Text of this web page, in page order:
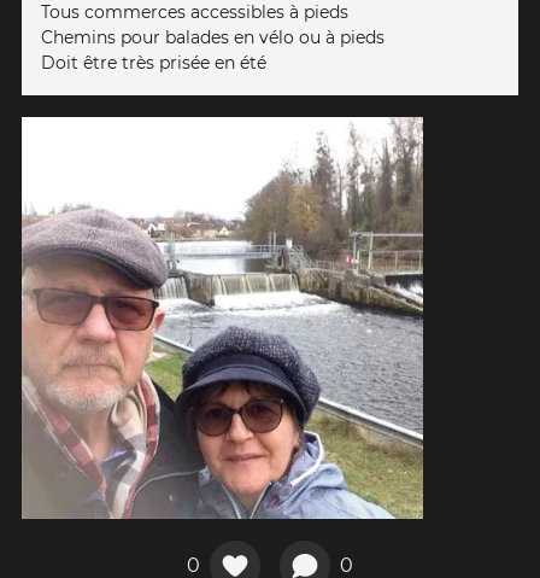
Tous commerces accessibles à pieds
Chemins pour balades en vélo ou à pieds
Doit être très prisée en été
0 0